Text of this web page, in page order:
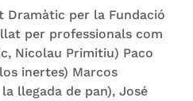
Dramàtic per la Fundació
per professionals com
Nicolau Primitiu) Paco
inertes) Marcos
llegada de pan), José